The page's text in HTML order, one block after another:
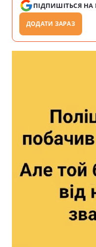
ПІДПИШІТЬСЯ НА
ДОДАТИ ЗАРАЗ